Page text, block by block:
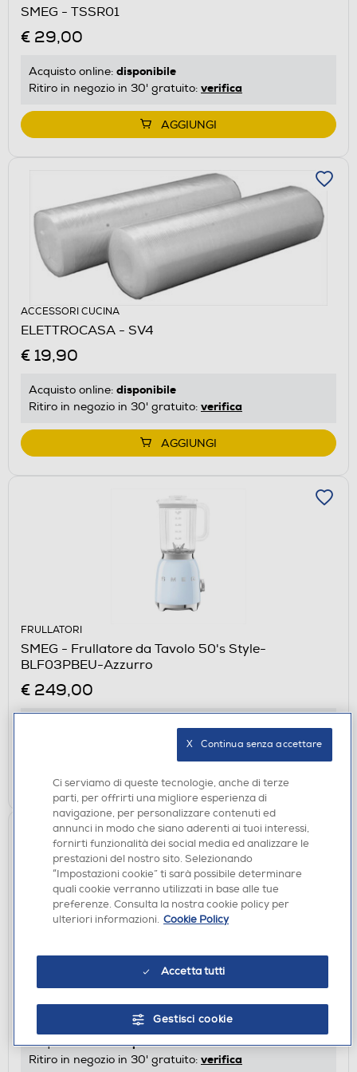
SMEG - TSSR01
€ 29,00
Acquisto online: disponibile
Ritiro in negozio in 30' gratuito: verifica
AGGIUNGI
ACCESSORI CUCINA
ELETTROCASA - SV4
€ 19,90
Acquisto online: disponibile
Ritiro in negozio in 30' gratuito: verifica
AGGIUNGI
FRULLATORI
SMEG - Frullatore da Tavolo 50's Style-
BLF03PBEU-Azzurro
€ 249,00
Ritiro in negozio in 30' gratuito: verifica
AGGIUNGI
SMEG - Spremiagrumi CJF11BLEU-Nero
€ 179,00
Acquisto online:disponibile
Ritiro in negozio in 30' gratuito: verifica
Ci serviamo di queste tecnologie, anche di terze
parti, per offrirti una migliore esperienza di
navigazione, per personalizzare contenuti ed
annunci in modo che siano aderenti ai tuoi interessi,
fornirti funzionalità dei social media ed analizzare le
prestazioni del nostro sito. Selezionando
“Impostazioni cookie” ti sarà possibile determinare
quali cookie verranno utilizzati in base alle tue
preferenze. Consulta la nostra cookie policy per
ulteriori informazioni. Cookie Policy
Accetta tutti
Gestisci cookie
X   Continua senza accettare